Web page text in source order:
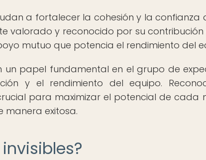
a fortalecer la cohesión y la confianza
valorado y reconocido por su contribución
mutuo que potencia el rendimiento del
un papel fundamental en el grupo de
y el rendimiento del equipo.
para maximizar el potencial de cada
manera exitosa.